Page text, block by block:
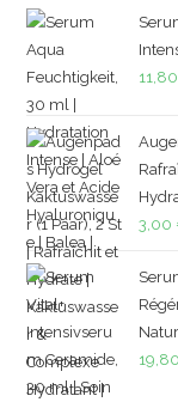
11,80
3,00
19,80